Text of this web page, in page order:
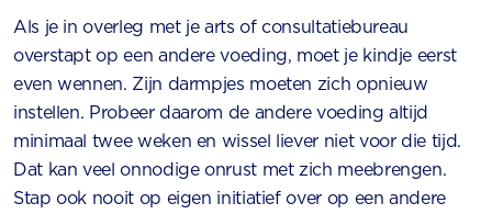
Als je in overleg met je arts of consultatiebureau
overstapt op een andere voeding, moet je kindje eerst
even wennen. Zijn darmpjes moeten zich opnieuw
instellen. Probeer daarom de andere voeding altijd
minimaal twee weken en wissel liever niet voor die tijd.
Dat kan veel onnodige onrust met zich meebrengen.
Stap ook nooit op eigen initiatief over op een andere